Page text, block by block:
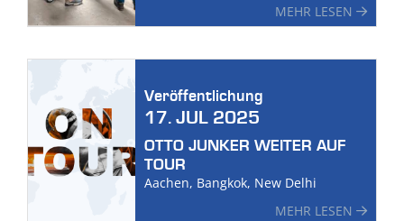
MEHR LESEN
Veröffentlichung
17. JUL 2025
OTTO JUNKER WEITER AUF
TOUR
Aachen, Bangkok, New Delhi
MEHR LESEN